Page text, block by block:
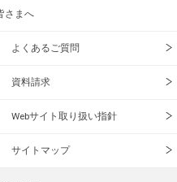
さまへ
よくあるご質問
資料請求
Webサイト取り扱い指針
サイトマップ